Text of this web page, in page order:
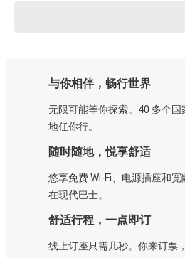
与你相伴，畅行世界
无限可能等你探索。40 多个
地任你行。
随时随地，悦享舒适
悠享免费 Wi-Fi、电源插座和
在现代巴士。
舒适行程，一点即订
线上订座只需几秒。你来订票